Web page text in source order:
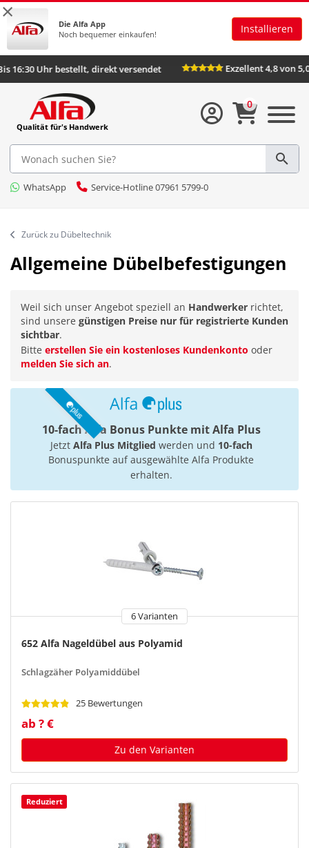
×
Die Alfa App
Noch bequemer einkaufen!
Installieren
Uhr bestellt, direkt versendet Exzellent 4,8 von 5,00
Qualität für's Handwerk
WhatsApp Service-Hotline 07961 5799-0
0
Zurück zu Dübeltechnik
Allgemeine Dübelbefestigungen
Weil sich unser Angebot speziell an Handwerker richtet,
sind unsere günstigen Preise nur für registrierte Kunden
sichtbar.
Bitte erstellen Sie ein kostenloses Kundenkonto oder
melden Sie sich an.
10-fach Alfa Bonus Punkte mit Alfa Plus
Jetzt Alfa Plus Mitglied werden und 10-fach
Bonuspunkte auf ausgewählte Alfa Produkte
erhalten.
6 Varianten
652 Alfa Nageldübel aus Polyamid
Schlagzäher Polyamiddübel
25 Bewertungen
ab ? €
Zu den Varianten
Reduziert